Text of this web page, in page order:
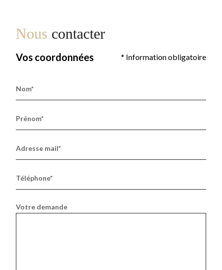
Nous contacter
Vos coordonnées * Information obligatoire
Nom*
Prénom*
Adresse mail*
Téléphone*
Votre demande